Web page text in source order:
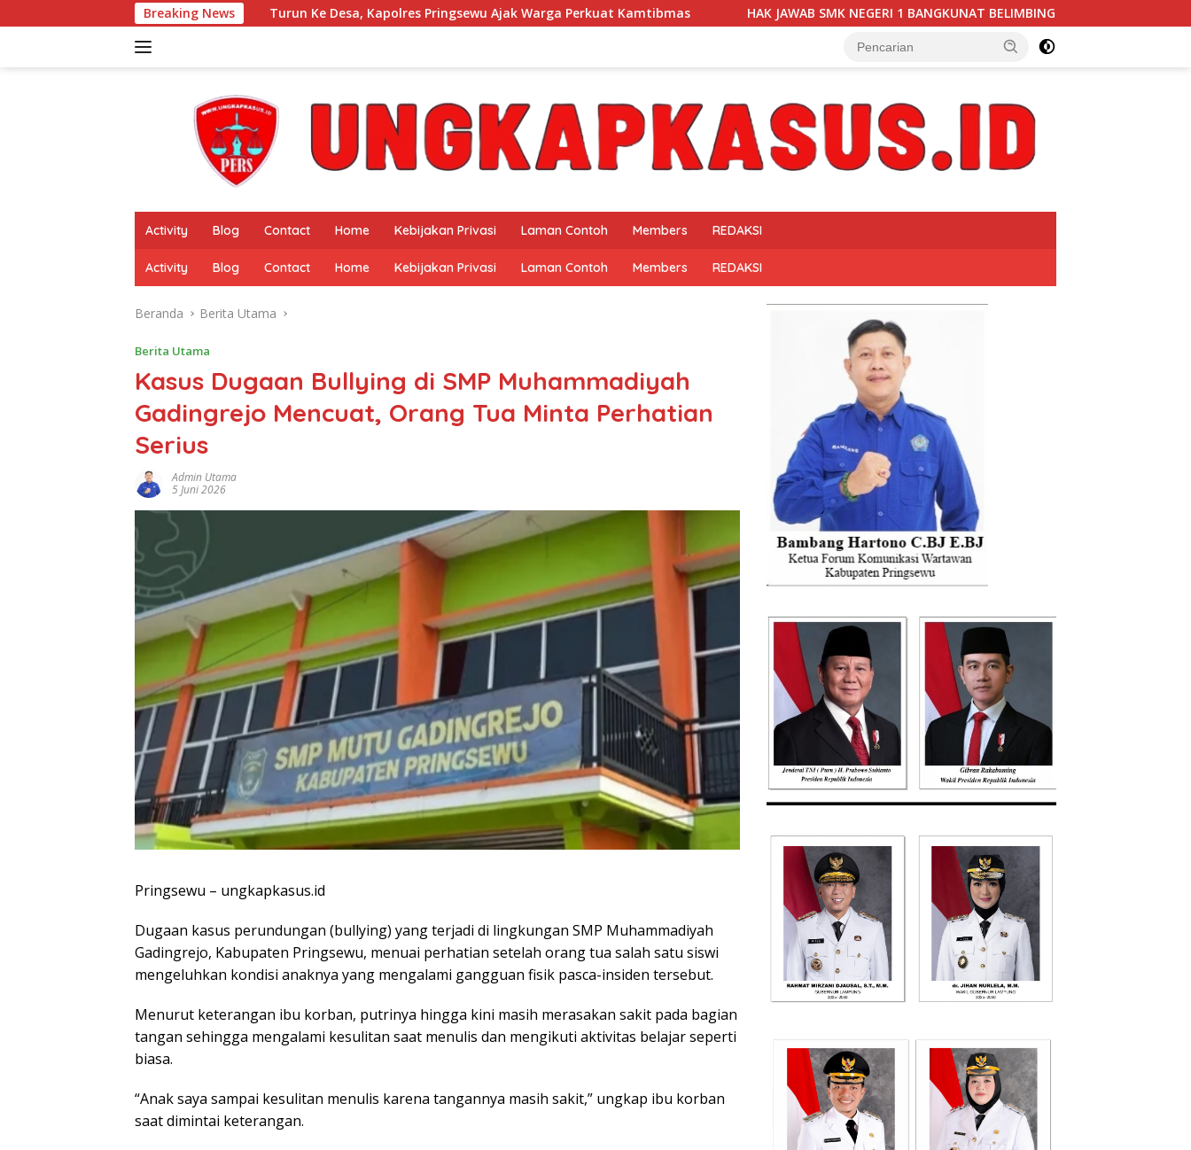
ke
Breaking News
Turun Ke Desa, Kapolres Pringsewu Ajak Warga Perkuat Kamtibmas HAK JAWAB SMK NEGERI 1 BANGKUNAT BELIMBING TERKAIT PEMBERITAAN “PUBLIK SOROTI DUGAAN
Activity Blog Contact Home Kebijakan Privasi Laman Contoh Members REDAKSI
Activity Blog Contact Home Kebijakan Privasi Laman Contoh Members REDAKSI
Beranda Berita Utama
Berita Utama
Kasus Dugaan Bullying di SMP Muhammadiyah
Gadingrejo Mencuat, Orang Tua Minta Perhatian
Serius
Admin Utama
5 Juni 2026
Pringsewu – ungkapkasus.id
Dugaan kasus perundungan (bullying) yang terjadi di lingkungan SMP Muhammadiyah
Gadingrejo, Kabupaten Pringsewu, menuai perhatian setelah orang tua salah satu siswi
mengeluhkan kondisi anaknya yang mengalami gangguan fisik pasca-insiden tersebut.
Menurut keterangan ibu korban, putrinya hingga kini masih merasakan sakit pada bagian
tangan sehingga mengalami kesulitan saat menulis dan mengikuti aktivitas belajar seperti
biasa.
“Anak saya sampai kesulitan menulis karena tangannya masih sakit,” ungkap ibu korban
saat dimintai keterangan.